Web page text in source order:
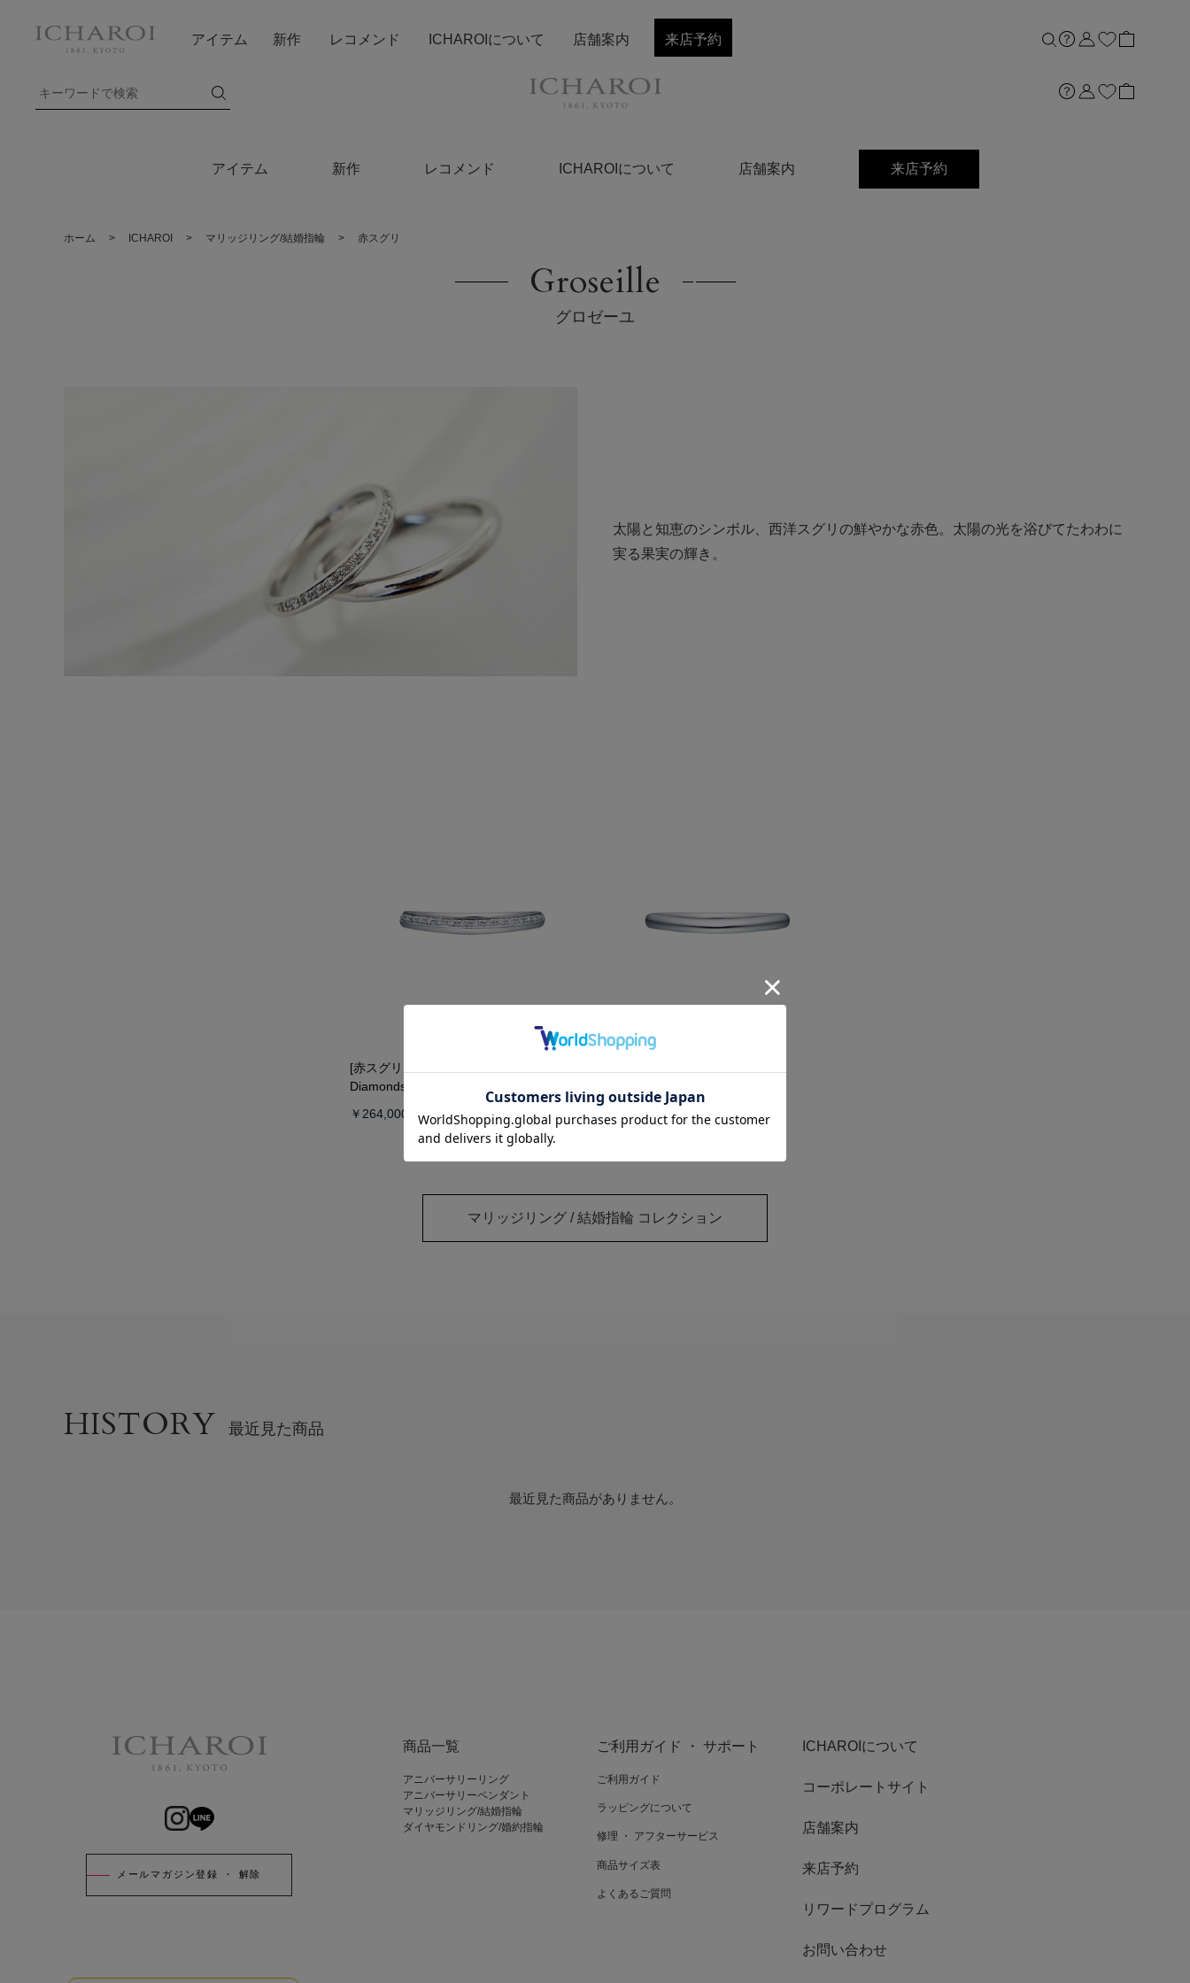
アイテム 新作 レコメンド ICHAROIについて 店舗案内 来店予約
アイテム 新作 レコメンド ICHAROIについて 店舗案内 来店予約
ホーム > ICHAROI > マリッジリング/結婚指輪 > 赤スグリ
Groseille
グロゼーユ
太陽と知恵のシンボル、西洋スグリの鮮やかな赤色。太陽の光を浴びてたわわに
実る果実の輝き。
[赤スグリL]Ptダイヤモンド/リング
Diamonds Platinum Ring/AM043L-PT
￥264,000
￥242,000
マリッジリング / 結婚指輪 コレクション
HISTORY
最近見た商品がありません。
メールマガジン登録 ・ 解除
商品一覧
アニバーサリーリング
アニバーサリーペンダント
マリッジリング/結婚指輪
ダイヤモンドリング/婚約指輪
ご利用ガイド ・ サポート
ご利用ガイド
ラッピングについて
修理 ・ アフターサービス
商品サイズ表
よくあるご質問
ICHAROIについて
コーポレートサイト
店舗案内
来店予約
リワードプログラム
お問い合わせ